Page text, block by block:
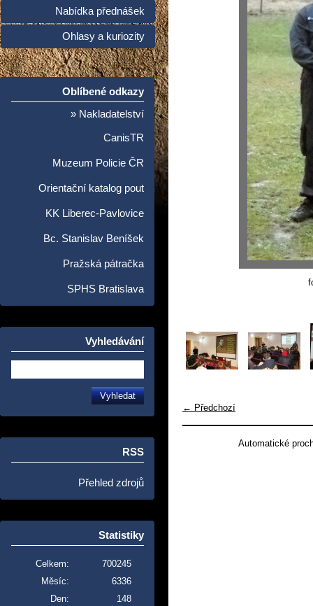
← Předchozí
Automatické
Nabídka přednášek
Ohlasy a kuriozity
Oblíbené odkazy
» Nakladatelství
CanisTR
Muzeum Policie ČR
Orientační katalog pout
KK Liberec-Pavlovice
Bc. Stanislav Beníšek
Pražská pátračka
SPHS Bratislava
Vyhledávání
RSS
Přehled zdrojů
Statistiky
Celkem:
700245
Měsíc:
6336
Den:
148